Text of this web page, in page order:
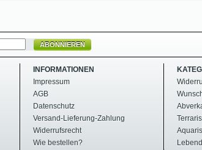
ABONNIEREN
INFORMATIONEN
Impressum
AGB
Datenschutz
Versand-Lieferung-Zahlung
Widerrufsrecht
Wie bestellen?